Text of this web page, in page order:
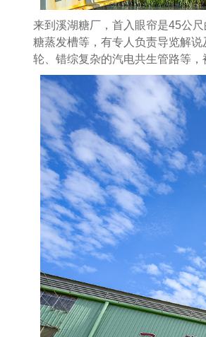
来到溪湖糖厂，首入眼帘是45公
糖蒸发槽等，有专人负责导览解
轮、错综复杂的汽电共生管路等